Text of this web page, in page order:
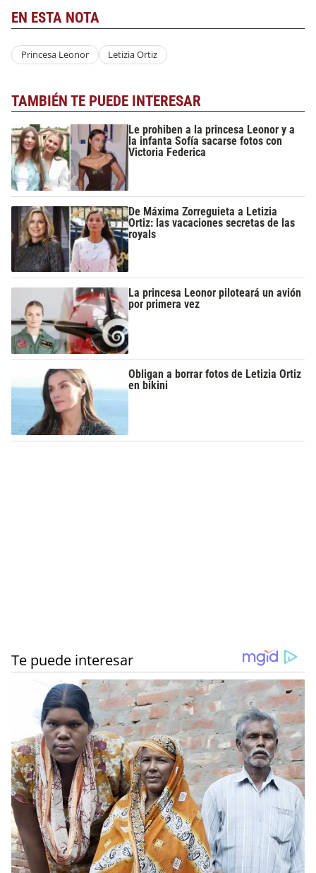
EN ESTA NOTA
Princesa Leonor Letizia Ortiz
TAMBIÉN TE PUEDE INTERESAR
Le prohiben a la princesa Leonor y a
la infanta Sofía sacarse fotos con
Victoria Federica
De Máxima Zorreguieta a Letizia
Ortiz: las vacaciones secretas de las
royals
La princesa Leonor piloteará un avión
por primera vez
Obligan a borrar fotos de Letizia Ortiz
en bikini